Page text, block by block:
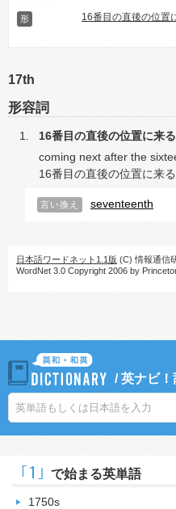
形 16番目の直後の位置
17th
形容詞
16番目の直後の位置に来る
coming next after the
16番目の直後の位置に来る
言い換え seventeenth
日本語ワードネット1.1版 (C) 情報通信
WordNet 3.0 Copyright 2006 by
/英ナビ！
｢1｣ で始まる英単語
1750s